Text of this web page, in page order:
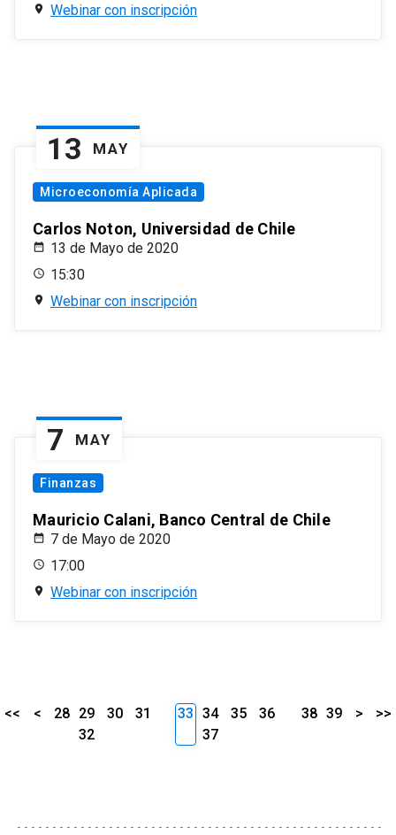
Webinar con inscripción
13 MAY
Microeconomía Aplicada
Carlos Noton, Universidad de Chile
13 de Mayo de 2020
15:30
Webinar con inscripción
7 MAY
Finanzas
Mauricio Calani, Banco Central de Chile
7 de Mayo de 2020
17:00
Webinar con inscripción
<< < 28 29 30
31
32
33 34 35
36
37
38 39 > >>